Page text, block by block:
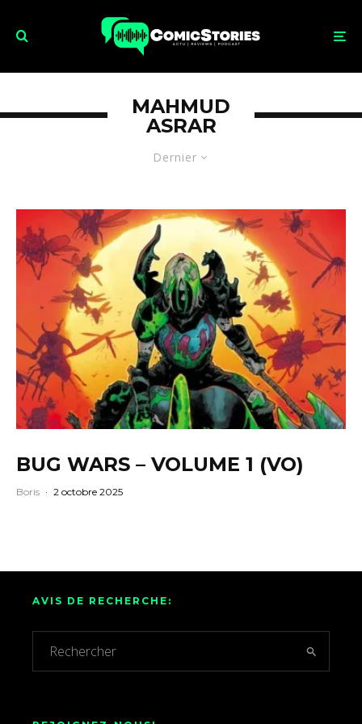
Dernier
MAHMUD
ASRAR
BUG WARS – VOLUME 1 (VO)
Boris · 2 octobre 2025
AVIS DE RECHERCHE: